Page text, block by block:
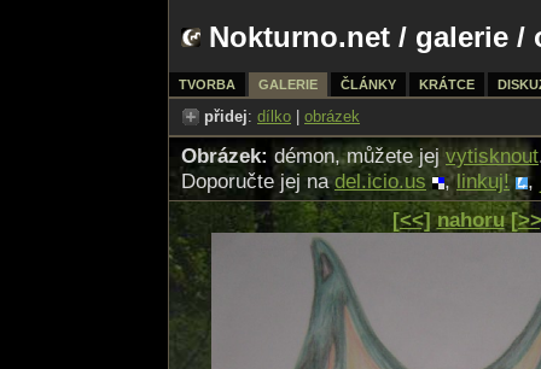
Nokturno.net / galerie /
TVORBA GALERIE ČLÁNKY KRÁTCE
přidej: dílko obrázek
Obrázek: démon, můžete jej vytisknout
Doporučte jej nadel.icio.us ,linkuj! ,
[<<] nahoru